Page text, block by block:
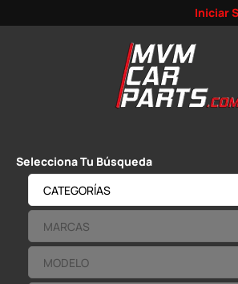
Iniciar
Selecciona Tu Búsqueda